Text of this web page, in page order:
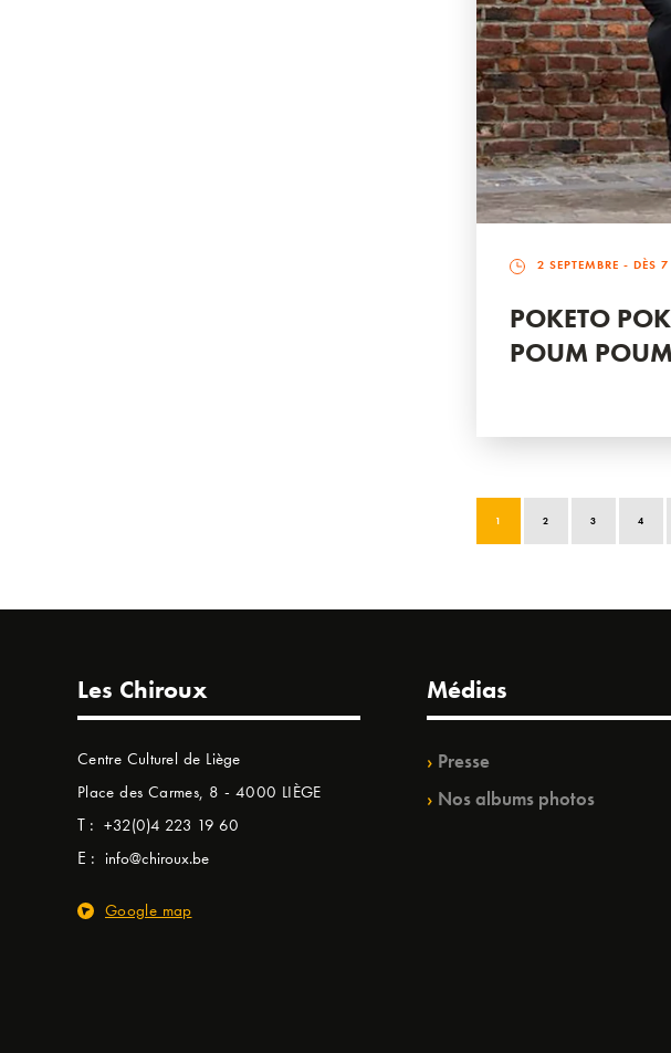
2 SEPTEMBRE - DÈS
POKETO
POUM
1 2 3 4
Les Chiroux
Centre Culturel de Liège
Place des Carmes, 8 - 4000 LIÈGE
T : +32(0)4 223 19 60
E : info@chiroux.be
Google map
Médias
Presse
Nos albums photos